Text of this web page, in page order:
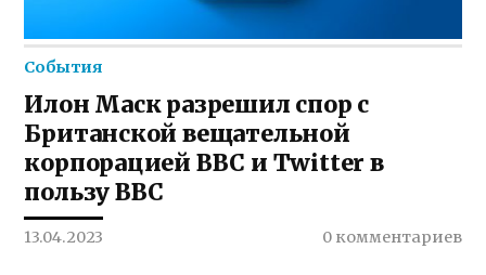
События
Илон Маск разрешил спор с
Британской вещательной
корпорацией BBC и Twitter в
пользу BBC
13.04.2023 0 комментариев